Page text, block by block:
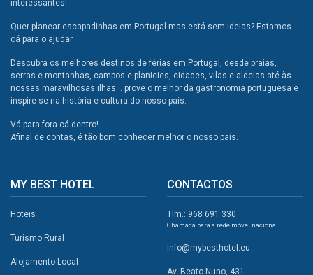
interessantes!
Quer planear escapadinhas em Portugal mas está sem ideias? Estamos
cá para o ajudar.
Descubra os melhores destinos de férias em Portugal, desde praias,
serras e montanhas, campos e planicies, cidades, vilas e aldeias até às
nossas maravilhosas ilhas... prove o melhor da gastronomia portuguesa e
inspire-se na história e cultura do nosso país.
Vá para fora cá dentro!
Afinal de contas, é tão bom conhecer melhor o nosso país.
MY BEST HOTEL
Hoteis
Turismo Rural
Alojamento Local
CONTACTOS
Tlm.: 968 691 330
Chamada para a rede móvel nacional
info@mybesthotel.eu
Av. Beato Nuno, 431